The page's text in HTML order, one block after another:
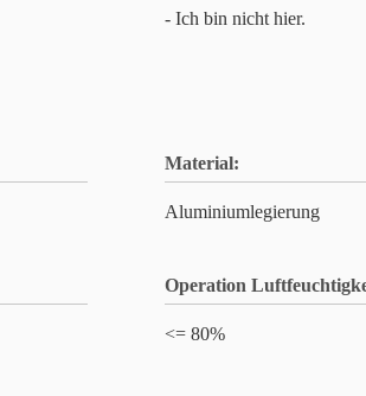
- Ich bin nicht hier.
Material:
Aluminiumlegierung
Operation
<= 80%